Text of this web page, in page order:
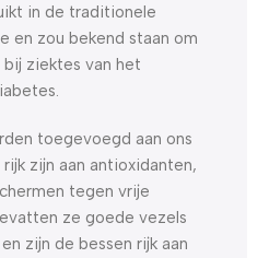
in de traditionele
en zou bekend staan om
ziektes van het
toegevoegd aan ons
zijn aan antioxidanten,
tegen vrije
ze goede vezels
zijn de bessen rijk aan